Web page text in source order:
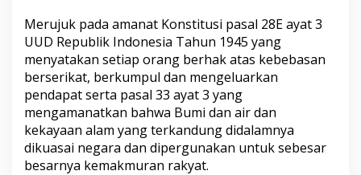
Merujuk pada amanat Konstitusi pasal 28E ayat 3
UUD Republik Indonesia Tahun 1945 yang
menyatakan setiap orang berhak atas kebebasan
berserikat, berkumpul dan mengeluarkan
pendapat serta pasal 33 ayat 3 yang
mengamanatkan bahwa Bumi dan air dan
kekayaan alam yang terkandung didalamnya
dikuasai negara dan dipergunakan untuk sebesar
besarnya kemakmuran rakyat.